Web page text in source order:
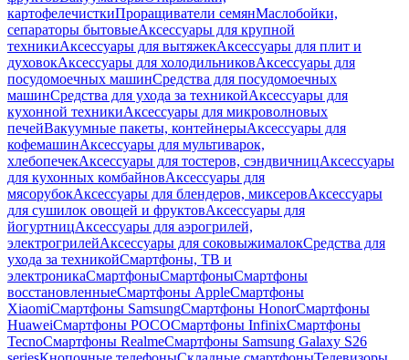
картофелечисткиПроращиватели семянМаслобойки,
сепараторы бытовыеАксессуары для крупной
техникиАксессуары для вытяжекАксессуары для плит и
духовокАксессуары для холодильниковАксессуары для
посудомоечных машинСредства для посудомоечных
машинСредства для ухода за техникойАксессуары для
кухонной техникиАксессуары для микроволновых
печейВакуумные пакеты, контейнерыАксессуары для
кофемашинАксессуары для мультиварок,
хлебопечекАксессуары для тостеров, сэндвичницАксессуары
для кухонных комбайновАксессуары для
мясорубокАксессуары для блендеров, миксеровАксессуары
для сушилок овощей и фруктовАксессуары для
йогуртницАксессуары для аэрогрилей,
электрогрилейАксессуары для соковыжималокСредства для
ухода за техникойСмартфоны, ТВ и
электроникаСмартфоныСмартфоныСмартфоны
восстановленныеСмартфоны AppleСмартфоны
XiaomiСмартфоны SamsungСмартфоны HonorСмартфоны
HuaweiСмартфоны POCOСмартфоны InfinixСмартфоны
TecnoСмартфоны RealmeСмартфоны Samsung Galaxy S26